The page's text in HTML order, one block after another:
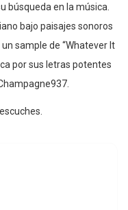
búsqueda en la música.
bajo paisajes sonoros
sample de “Whatever It
por sus letras potentes